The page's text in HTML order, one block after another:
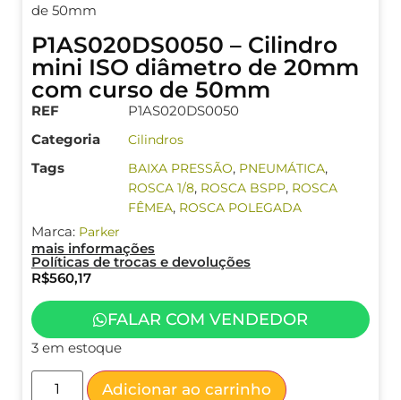
de 50mm
P1AS020DS0050 – Cilindro
mini ISO diâmetro de 20mm
com curso de 50mm
REF
P1AS020DS0050
Categoria
Cilindros
Tags BAIXA PRESSÃO, PNEUMÁTICA,
ROSCA 1/8, ROSCA BSPP, ROSCA
FÊMEA, ROSCA POLEGADA
Marca: Parker
mais informações
Políticas de trocas e devoluções
R$560,17
FALAR COM VENDEDOR
3 em estoque
Adicionar ao carrinho